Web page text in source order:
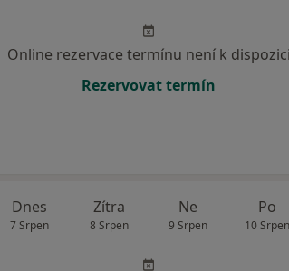
Online rezervace termínu není k dispozici
Rezervovat termín
Dnes
7 Srpen
Zítra
8 Srpen
Ne
9 Srpen
Po
10 Srpen